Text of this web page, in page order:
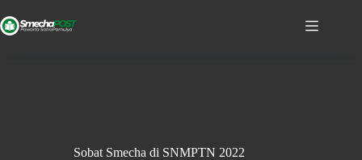
Sobat Smecha di SNMPTN 2022